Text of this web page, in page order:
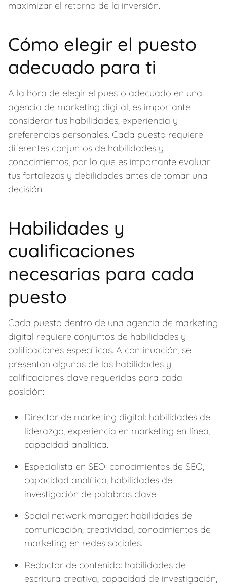
maximizar el retorno de la inversión.
Cómo elegir el puesto
adecuado para ti
A la hora de elegir el puesto adecuado en una
agencia de marketing digital, es importante
considerar tus habilidades, experiencia y
preferencias personales. Cada puesto requiere
diferentes conjuntos de habilidades y
conocimientos, por lo que es importante evaluar
tus fortalezas y debilidades antes de tomar una
decisión.
Habilidades y
cualificaciones
necesarias para cada
puesto
Cada puesto dentro de una agencia de marketing
digital requiere conjuntos de habilidades y
calificaciones específicas. A continuación, se
presentan algunas de las habilidades y
calificaciones clave requeridas para cada
posición:
Director de marketing digital: habilidades de
liderazgo, experiencia en marketing en línea,
capacidad analítica.
Especialista en SEO: conocimientos de SEO,
capacidad analítica, habilidades de
investigación de palabras clave.
Social network manager: habilidades de
comunicación, creatividad, conocimientos de
marketing en redes sociales.
Redactor de contenido: habilidades de
escritura creativa, capacidad de investigación,